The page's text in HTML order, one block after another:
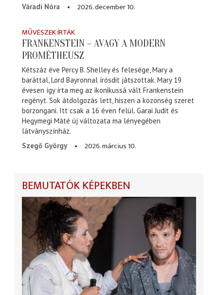
Váradi Nóra
2026. december 10.
MŰVÉSZEK ÍRTÁK
FRANKENSTEIN – AVAGY A MODERN
PROMÉTHEUSZ
Kétszáz éve Percy B. Shelley és felesége, Mary a
baráttal, Lord Bayronnal írósdit játszottak. Mary 19
évesen így írta meg az ikonikussá vált Frankenstein
regényt. Sok átdolgozás lett, hiszen a közönség szeret
borzongani. Itt csak a 16 éven felül. Garai Judit és
Hegymegi Máté új változata ma lényegében
látványszínház.
Szegő György
2026. március 10.
BEMUTATÓK KÉPEKBEN